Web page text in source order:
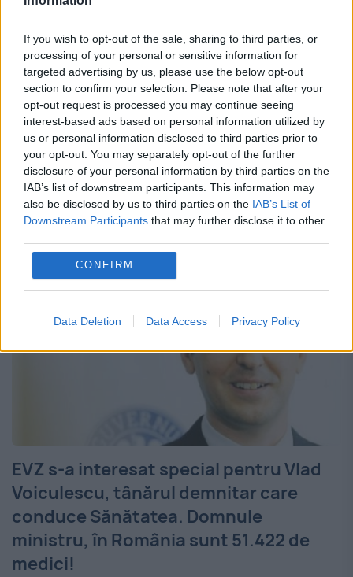
If you wish to opt-out of the sale, sharing to third parties, or
processing of your personal or sensitive information for
targeted advertising by us, please use the below opt-out
section to confirm your selection. Please note that after your
opt-out request is processed you may continue seeing
interest-based ads based on personal information utilized by
us or personal information disclosed to third parties prior to
your opt-out. You may separately opt-out of the further
disclosure of your personal information by third parties on the
IAB’s list of downstream participants. This information may
also be disclosed by us to third parties on the IAB’s List of
Downstream Participants that may further disclose it to other
CONFIRM
Data Deletion Data Access Privacy Policy
lui Cioloș
19 OCTOMBRIE 2016
●„Un mare pas înainte ar fi concurenţa
pentru joburile publice” ●„Lumea nu
trăieşte numai în Bucureşti şi Timişoara”
●„Reformele rămân la poarta şcolii” După
ce premierul Dacian Cioloș și-a anunțat...
EVZ s-a interesat special pentru Vlad
Voiculescu, tânărul demnitar care
conduce Sănătatea. Domnule
ministru, în România sunt 51.422 de
medici!